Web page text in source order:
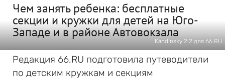
Чем занять ребенка: бесплатные
секции и кружки для детей на Юго-
Западе и в районе Автовокзала
Kandinsky 2.2 для 66.RU
Редакция 66.RU подготовила путеводители
по детским кружкам и секциям